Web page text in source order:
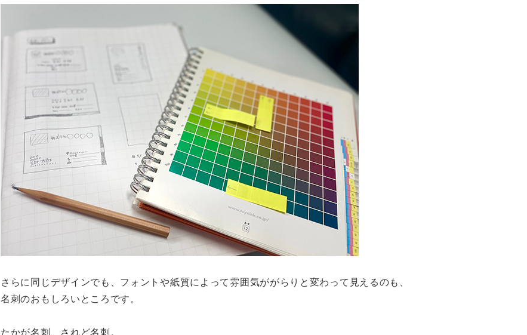
さらに同じデザインでも、フォントや紙質によって雰囲気ががらりと変わって見えるのも、
名刺のおもしろいところです。
たかが名刺、されど名刺。